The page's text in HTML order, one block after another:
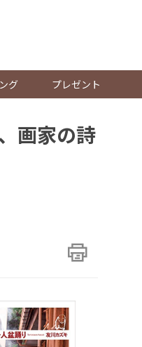
グ プレゼント
画家の詩